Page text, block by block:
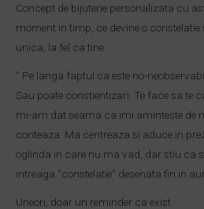
Concept de bijuterie personalizata cu
moment in timp, ce devine o
unica, la fel ca tine.
” Pe langa faptul ca este no-
Sau poate constientizari. Te face sa te
mi-am dat seama ca imi aminteste de
conteaza. Ma centreaza si aduce in
oglinda in care nu ma vad, dar stiu ca
intreaga “constelatie” desenata fin in
Uneori, doar un reminder ca exist.